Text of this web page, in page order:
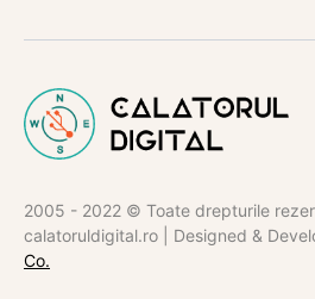
2005 - 2022 © Toate drepturile
calatoruldigital.ro | Designed &
Co.